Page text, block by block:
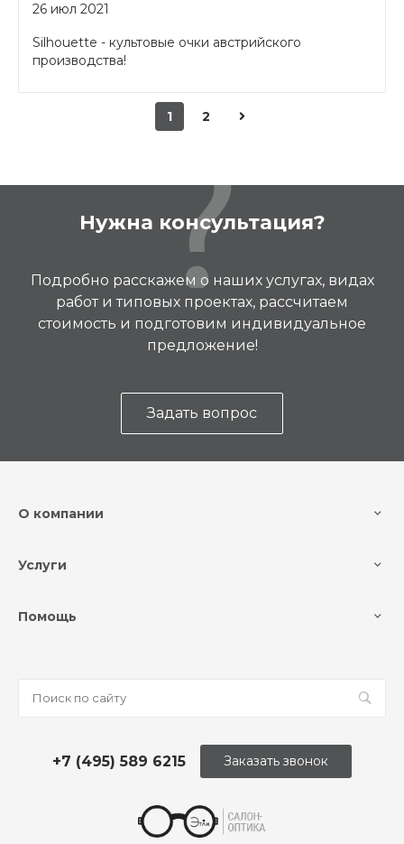
26 июл 2021
Silhouette - культовые очки австрийского
производства!
1 2
Нужна консультация?
Подробно расскажем о наших услугах, видах
работ и типовых проектах, рассчитаем
стоимость и подготовим индивидуальное
предложение!
Задать вопрос
О компании
Услуги
Помощь
+7 (495) 589 6215 Заказать звонок